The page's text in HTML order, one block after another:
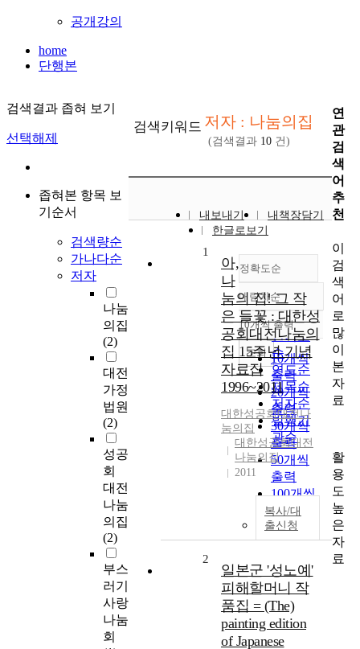
공개강의
home
단행본
검색결과 좁혀 보기
선택해제
좁혀본 항목 보
기순서
검색량순
가나다순
저자
나눔
의집
(2)
대전
가정
법원
(2)
성공
회
대전
나눔
의집
(2)
부스
러기
사랑
나눔
회
검색키워드 저자 : 나눔의집
(검색결과 10 건)
내보내기
내책장담기
한글로보기
정확도순
정확도
순
인기도
순
연도순
제목순
저자순
발행기
관순
내림차순
내림차순
10개씩 출력
10개씩
출력
20개씩
출력
30개씩
출력
50개씩
출력
100개씩
출력
조회
1
아,
나
눔의 집! 그 작
은 들꽃 : 대한성
공회대전나눔의
집 15주년 기념
자료집
1996~2011
대한성공회대전나
눔의집
대한성공회대전
나눔의집
2011
복사/대
출신청
2
일본군 '성노예'
피해할머니 작
품집 = (The)
painting edition
of Japanese
연
관
검
색
어
추
천
이
검
색
어
로
많
이
본
자
료
활
용
도
높
은
자
료